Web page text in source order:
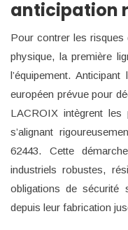
anticipation
Pour contrer les risques
physique, la première
l’équipement.
européen prévue pour
LACROIX intègrent les
s’alignant
62443. Cette
industriels robustes,
obligations de sécurité
depuis leur fabrication